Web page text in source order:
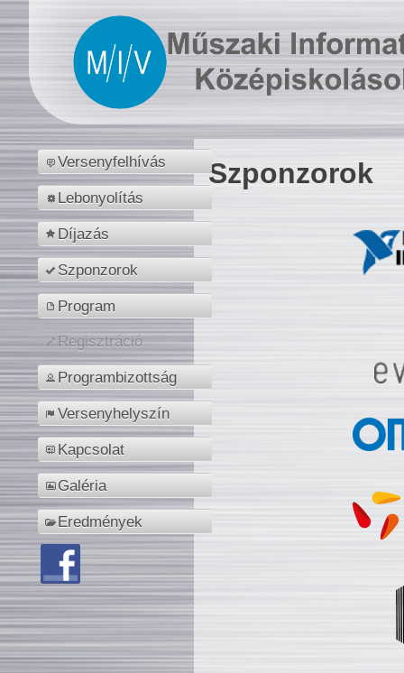
Versenyfelhívás
Lebonyolítás
Díjazás
Szponzorok
Program
Regisztráció
Programbizottság
Versenyhelyszín
Kapcsolat
Galéria
Eredmények
Szponzorok